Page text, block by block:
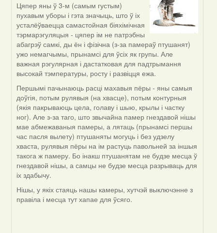
In
reply
to
by
Юлія
С.К.
Цяпер яны ў 3-м (самым густым)
пухавым уборы і гэта значыць, што ў іх
усталёўваецца самастойная біяхімічная
тэрмарэгуляцыя - цяпер ім не патрэбны
абагрэў самкі, ды ён і фізічна (з-за памераў птушанят)
ужо немагчымы, прынамсі для ўсіх як групы. Але
важная рэгулярная і дастатковая для падтрымання
высокай тэмпературы, росту і развіцця ежа.
Першымі пачынаюць расці махавыя пёры - яны самыя
доўгія, потым рулявыя (на хвасце), потым контурныя
(якія пакрываюць цела, голаву і шыю, крылы і частку
ног). Але з-за таго, што звычайна памер гнездавой нішы
мае абмежаваныя памеры, а лятаць (прынамсі першы
час пасля вылету) птушаняты могуць і без удзелу
хваста, рулявыя пёры на ім растуць павольней за іншыя
такога ж памеру. Бо інакш птушанятам не будзе месца ў
гнездавой нішы, а самцы не будзе месца разрываць для
іх здабычу.
Нішы, у якіх стаяць нашы камеры, хутчэй выключэнне з
правіла і месца тут хапае для ўсяго.